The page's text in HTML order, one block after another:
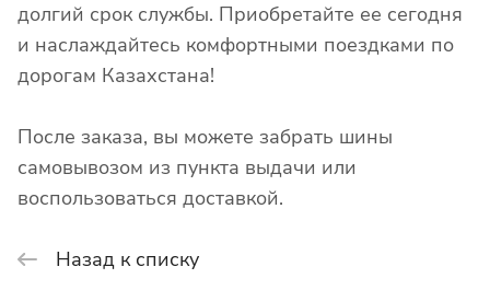
долгий срок службы. Приобретайте ее сегодня
и наслаждайтесь комфортными поездками по
дорогам Казахстана!
После заказа, вы можете забрать шины
самовывозом из пункта выдачи или
воспользоваться доставкой.
Назад к списку